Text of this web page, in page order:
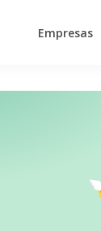
Empresas